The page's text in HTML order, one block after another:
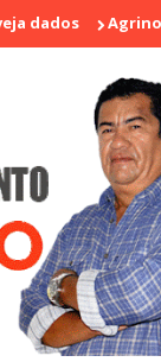
Agrinort em